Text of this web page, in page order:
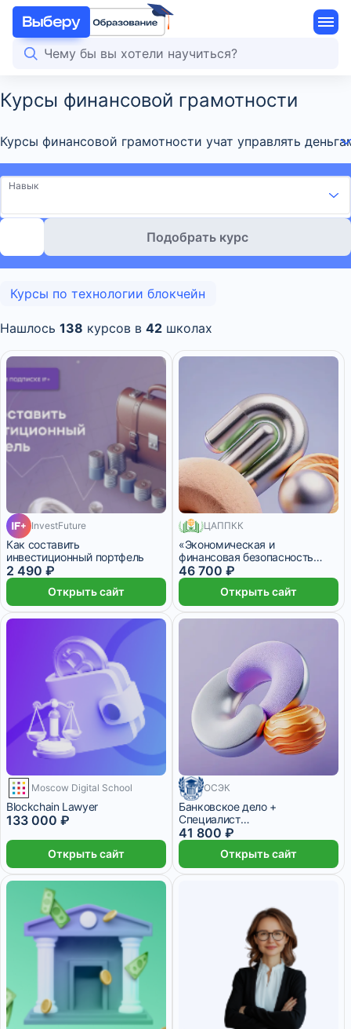
Курсы финансовой грамотности
Курсы финансовой грамотности учат управлять
Навык
Подобрать курс
Курсы по технологии блокчейн
Нашлось 138 курсов в 42 школах
InvestFuture
Как составить
инвестиционный портфель
2 490 ₽
Открыть сайт
550 месяцев
ЦАППКК
«Экономическая и
финансовая безопасность
бизнеса»
46 700 ₽
Открыть сайт
3 месяцаMoscow Digital School
Blockchain Lawyer
133 000 ₽
Открыть сайт
ОСЭК
Банковское дело +
Специалист
административно-
хозяйственной деятельности
41 800 ₽
Открыть сайт